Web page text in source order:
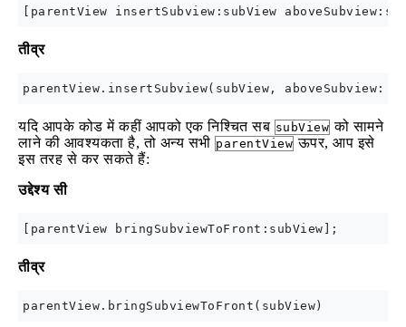
तीव्र
यदि आपके कोड में कहीं आपको एक निश्चित सब subView को सामने
लाने की आवश्यकता है, तो अन्य सभी parentView ऊपर, आप इसे
इस तरह से कर सकते हैं:
उद्देश्य सी
तीव्र